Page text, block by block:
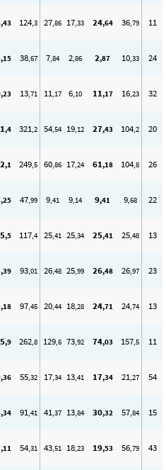
,43 124,3 27,86 17,33 24,64 36,79 11
,15 38,67 7,84 2,86 2,87 10,33 24
,23 13,71 11,17 6,10 11,17 16,23 32
,4 321,2 54,54 19,12 27,43 104,2 20
,1 249,5 60,86 17,24 61,18 104,8 26
,25 47,99 9,41 9,14 9,41 9,68 22
,5 117,4 25,41 25,34 25,41 25,48 13
,39 93,01 26,48 25,99 26,48 26,97 23
,18 97,45 20,44 18,28 24,71 24,74 13
,9 262,8 129,6 73,92 74,03 157,5 11
,36 55,32 17,34 13,41 17,34 21,27 54
,34 91,41 41,37 13,84 30,32 57,84 15
,11 54,31 43,51 18,23 19,53 56,79 43